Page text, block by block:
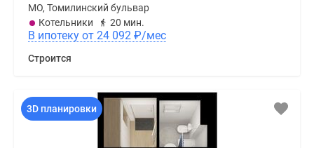
МО, Томилинский бульвар
Котельники
20 мин.
В ипотеку от 24 092 ₽/мес
Строится
3D планировки